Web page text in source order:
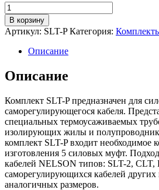
Количество
Комплект
SLT-
P
В корзину
Артикул: SLT-P Категория:
Описание
Описание
Комплект SLT-P предназначен для
саморегулирующегося кабеля.
специальных термоусаживаемых
изолирующих жилы и
комплект SLT-P входит необходимое
изготовления 5 силовых муфт.
кабелей NELSON типов: SLT-2, CLT,
саморегулирующихся кабелей других
аналогичных размеров.